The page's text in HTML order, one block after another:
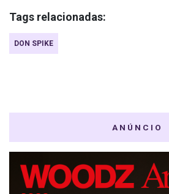
Tags relacionadas:
DON SPIKE
ANÚNCIO